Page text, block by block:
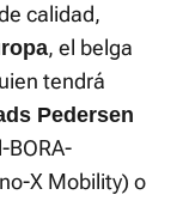
calidad,
, el belga
tendrá
Pedersen
BORA-
X Mobility) o